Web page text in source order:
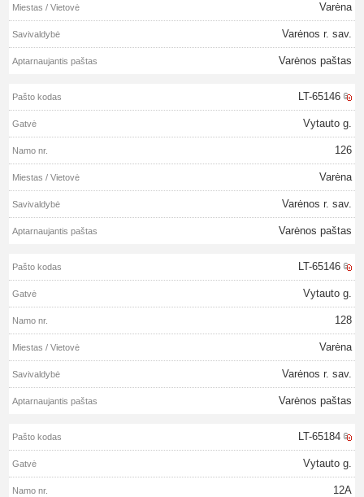
Varėna
Varėnos r. sav.
Varėnos paštas
LT-65146
Vytauto g.
126
Varėna
Varėnos r. sav.
Varėnos paštas
LT-65146
Vytauto g.
128
Varėna
Varėnos r. sav.
Varėnos paštas
LT-65184
Vytauto g.
12A